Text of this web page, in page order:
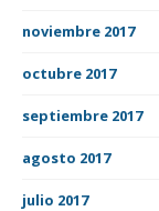
noviembre 2017
octubre 2017
septiembre 2017
agosto 2017
julio 2017